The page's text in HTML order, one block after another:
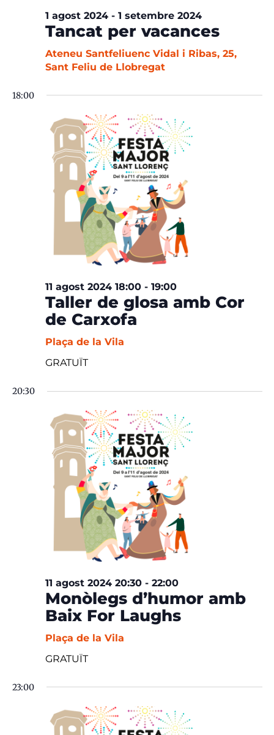
Tancat per vacances
1 agost 2024- 1 setembre 2024
Ateneu Santfeliuenc Vidal i Ribas, 25,
Sant Feliu de Llobregat
18:00
Taller de glosa amb Cor
de Carxofa
11 agost 2024 18:00- 19:00
Plaça de la Vila
GRATUÏT
20:30
Monòlegs d’humor amb
Baix For Laughs
11 agost 2024 20:30- 22:00
Plaça de la Vila
GRATUÏT
23:00